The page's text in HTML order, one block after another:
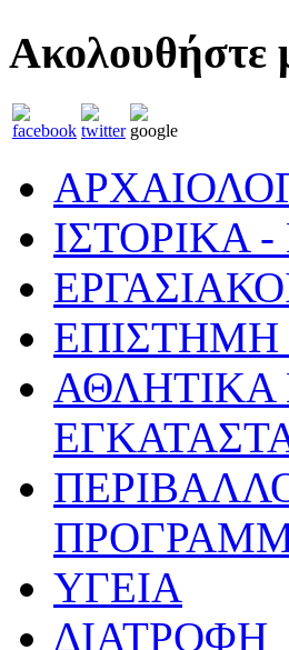
Ακολουθήστε
ΙΣΤΟΡΙΚΑ
ΕΠΙΣΤΗΜΗ
ΑΘΛΗΤΙΚΑ
ΥΓΕΙΑ
ΔΙΑΤΡΟΦΗ